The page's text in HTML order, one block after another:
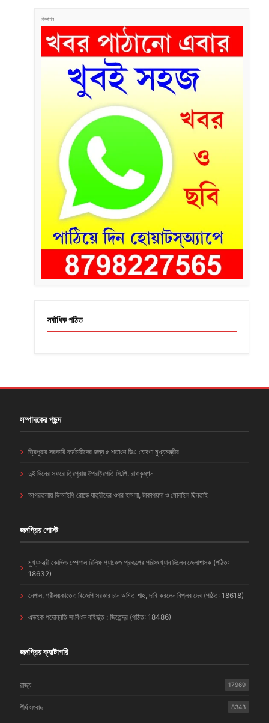
বিজ্ঞাপন
সর্বাধিক পঠিত
সম্পাদকের পছন্দ
ত্রিপুরার সরকারি কর্মচারীদের জন্য ৫ শতাংশ ডিএ ঘোষণা মুখ্যমন্ত্রীর
দুই দিনের সফরে ত্রিপুরায় উপরাষ্ট্রপতি সি.পি. রাধাকৃষ্ণন
আগরতলায় ভিআইপি রোডে যাত্রীদের ওপর হামলা, টাকাপয়সা ও মোবাইল ছিনতাই
জনপ্রিয় পোস্ট
মুখ্যমন্ত্রী কোভিড স্পেশাল রিলিফ প্যাকেজ প্রকল্পের পরিসংখ্যান দিলেন জেলাশাসক (পঠিত:
18632)
নেপাল, শ্রীলঙ্কাতেও বিজেপি সরকার চান অমিত শাহ, দাবি করলেন বিপ্লব দেব (পঠিত: 18618)
এডহক পদোন্নতি সংবিধান বহির্ভূত : জিতেন্দ্র (পঠিত: 18486)
জনপ্রিয় ক্যাটাগরি
রাজ্য 17969
শীর্ষ সংবাদ 8343